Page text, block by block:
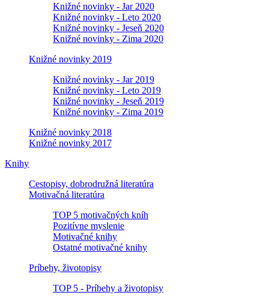
Knižné novinky - Jar 2020
Knižné novinky - Leto 2020
Knižné novinky - Jeseň 2020
Knižné novinky - Zima 2020
Knižné novinky 2019
Knižné novinky - Jar 2019
Knižné novinky - Leto 2019
Knižné novinky - Jeseň 2019
Knižné novinky - Zima 2019
Knižné novinky 2018
Knižné novinky 2017
Knihy
Cestopisy, dobrodružná literatúra
Motivačná literatúra
TOP 5 motivačných kníh
Pozitívne myslenie
Motivačné knihy
Ostatné motivačné knihy
Príbehy, životopisy
TOP 5 - Príbehy a životopisy